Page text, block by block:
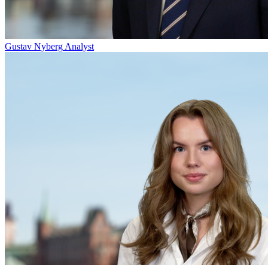
Gustav Nyberg Analyst